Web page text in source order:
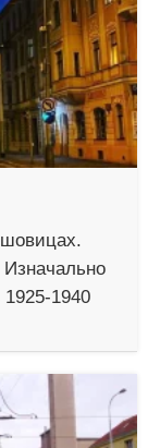
1940